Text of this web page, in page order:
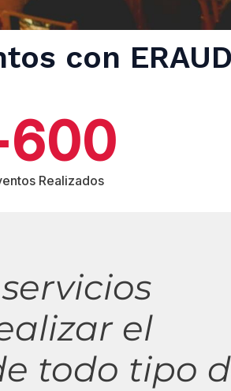
con
Realizados
600
el
todo tipo